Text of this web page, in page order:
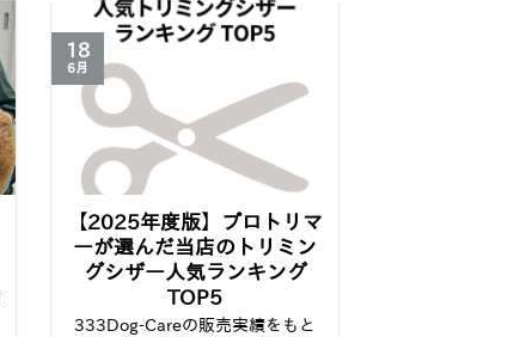
【2025年度版】プロトリマ
ーが選んだ当店のトリミン
グシザー人気ランキング
TOP5
333Dog-Careの販売実績をもと
18
6月